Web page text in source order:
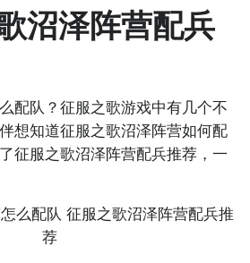
射程，再加上技能点+2，射程
很远。
的征服之歌新手强力阵营推荐
以去体验一下。更多消息和内容
续给大家带来更多全新的内容。
沼泽阵营配兵
配队？征服之歌游戏中有几个不
想知道征服之歌沼泽阵营如何配
征服之歌沼泽阵营配兵推荐，一